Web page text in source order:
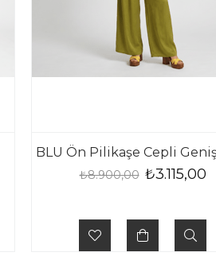
₺3.115,00
₺8.900,00